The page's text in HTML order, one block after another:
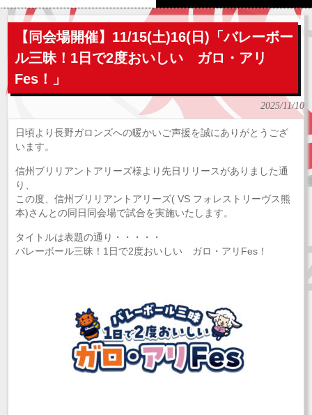
【同会場開催】11/15(土)16(日)「バレーボー
ル三昧！1日で2度おいしい ガロ・アリ
Fes！」
2025/11/10
日頃より長野ガロンズへの暖かいご声援を誠にありがとうござ
います。
信州ブリリアントアリーズ様より先日リリースがありました通
り、
この度、信州ブリリアントアリーズ( VS フォレストリーヴス熊
本)さんとの同日同会場で試合を実施いたします。
タイトルは表題の通り・・・・・
バレーボール三昧！1日で2度おいしい ガロ・アリFes！